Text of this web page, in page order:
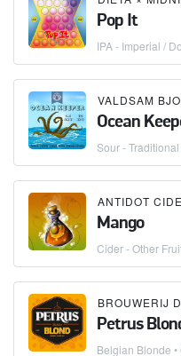
Pop It
IPA - Imperial /
VALDSAM
Ocean
Sour -
ANTIDOT
Mango
Cider - Other
Petrus
Belgian Blonde